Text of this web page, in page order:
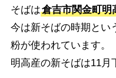
そばは倉吉市関金町明
今は新そばの時期とい
粉が使われています。
明高産の新そばは11月